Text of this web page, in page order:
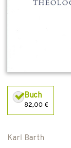
Buch
82,00 €
Karl Barth